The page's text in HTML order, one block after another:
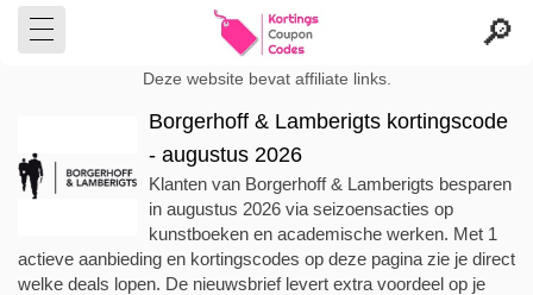
Deze website bevat affiliate links.
Borgerhoff & Lamberigts kortingscode
- augustus 2026
Klanten van Borgerhoff & Lamberigts besparen
in augustus 2026 via seizoensacties op
kunstboeken en academische werken. Met 1
actieve aanbieding en kortingscodes op deze pagina zie je direct
welke deals lopen. De nieuwsbrief levert extra voordeel op je